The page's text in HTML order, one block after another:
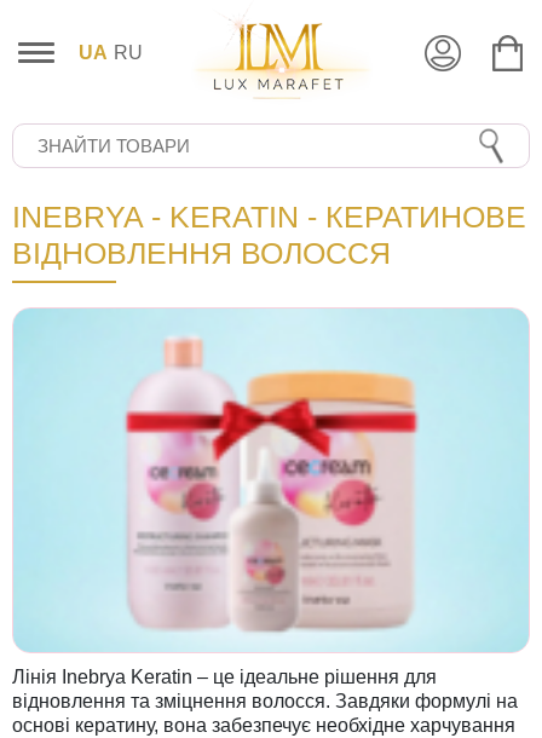
UA RU
INEBRYA - KERATIN - КЕРАТИНОВЕ
ВІДНОВЛЕННЯ ВОЛОССЯ
Лінія Inebrya Keratin – це ідеальне рішення для
відновлення та зміцнення волосся. Завдяки формулі на
основі кератину, вона забезпечує необхідне харчування